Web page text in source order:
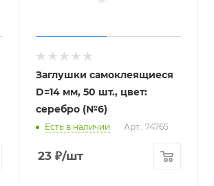
Заглушки самоклеящиеся
D=14 мм, 50 шт., цвет:
серебро (№6)
Есть в наличии Арт.: 74765
23₽/шт